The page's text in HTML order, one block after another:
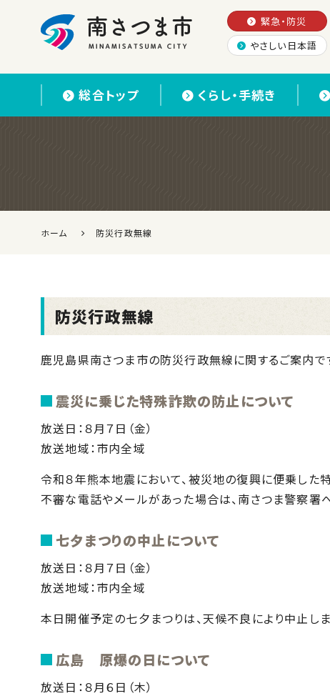
緊急・防災
やさしい日本語
総合トップ くらし・手続き
ホーム 防災行政無線
防災行政無線
鹿児島県南さつま市の防災行政無線に関するご案内で
震災に乗じた特殊詐欺の防止について
放送日：８月７日（金）
放送地域：市内全域
令和８年熊本地震において、被災地の復興に便乗した
不審な電話やメールがあった場合は、南さつま警察署
七夕まつりの中止について
放送日：８月７日（金）
放送地域：市内全域
本日開催予定の七夕まつりは、天候不良により中止しま
広島 原爆の日について
放送日：８月６日（木）